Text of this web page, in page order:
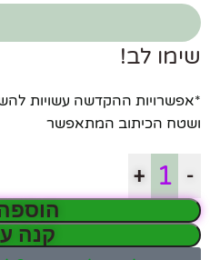
שימו לב!
*אפשרויות ההקדשה עשויות
ושטח הכיתוב המתאפשר
-
+
קנה